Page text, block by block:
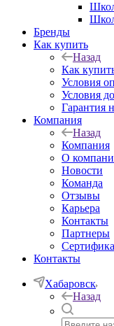
Бренды
Как купить
Назад
Как
Условия
Условия
Гарантия
Компания
Назад
Компания
О
Новости
Команда
Отзывы
Карьера
Контакты
Партнеры
Контакты
Хабаровск
Назад